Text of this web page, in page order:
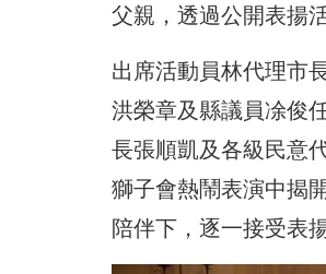
父親，透過公開表揚
出席活動員林代理市
洪榮章及 縣議員凃俊
長張順凱及各級民意
獅子會熱鬧表演中揭
陪伴下，逐一接受表